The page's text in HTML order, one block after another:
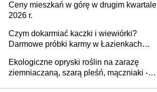
Ceny mieszkań w górę w drugim kwartale
2026 r.
Czym dokarmiać kaczki i wiewiórki?
Darmowe próbki karmy w Łazienkach
edukacyjna]
Ekologiczne opryski roślin na zarazę
ziemniaczaną, szarą pleśń, mączniaki -